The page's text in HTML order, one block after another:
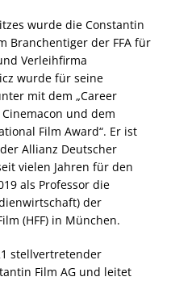
wurde die Constantin
Branchentiger der FFA für
Verleihfirma
wurde für seine
mit dem „Career
und dem
Film Award“. Er ist
Allianz Deutscher
vielen Jahren für den
als Professor die
der
(HFF) in München.
stellvertretender
Film AG und leitet